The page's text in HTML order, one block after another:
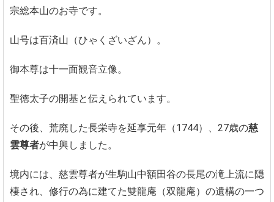
宗総本山のお寺です。
山号は百済山（ひゃくざいざん）。
御本尊は十一面観音立像。
聖徳太子の開基と伝えられています。
その後、荒廃した長栄寺を延享元年（1744）、27歳の慈
雲尊者が中興しました。
境内には、慈雲尊者が生駒山中額田谷の長尾の滝上流に隠
棲され、修行の為に建てた雙龍庵（双龍庵）の遺構の一つ